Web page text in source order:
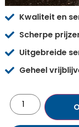
Kwaliteit en
Scherpe
Uitgebreide
Geheel